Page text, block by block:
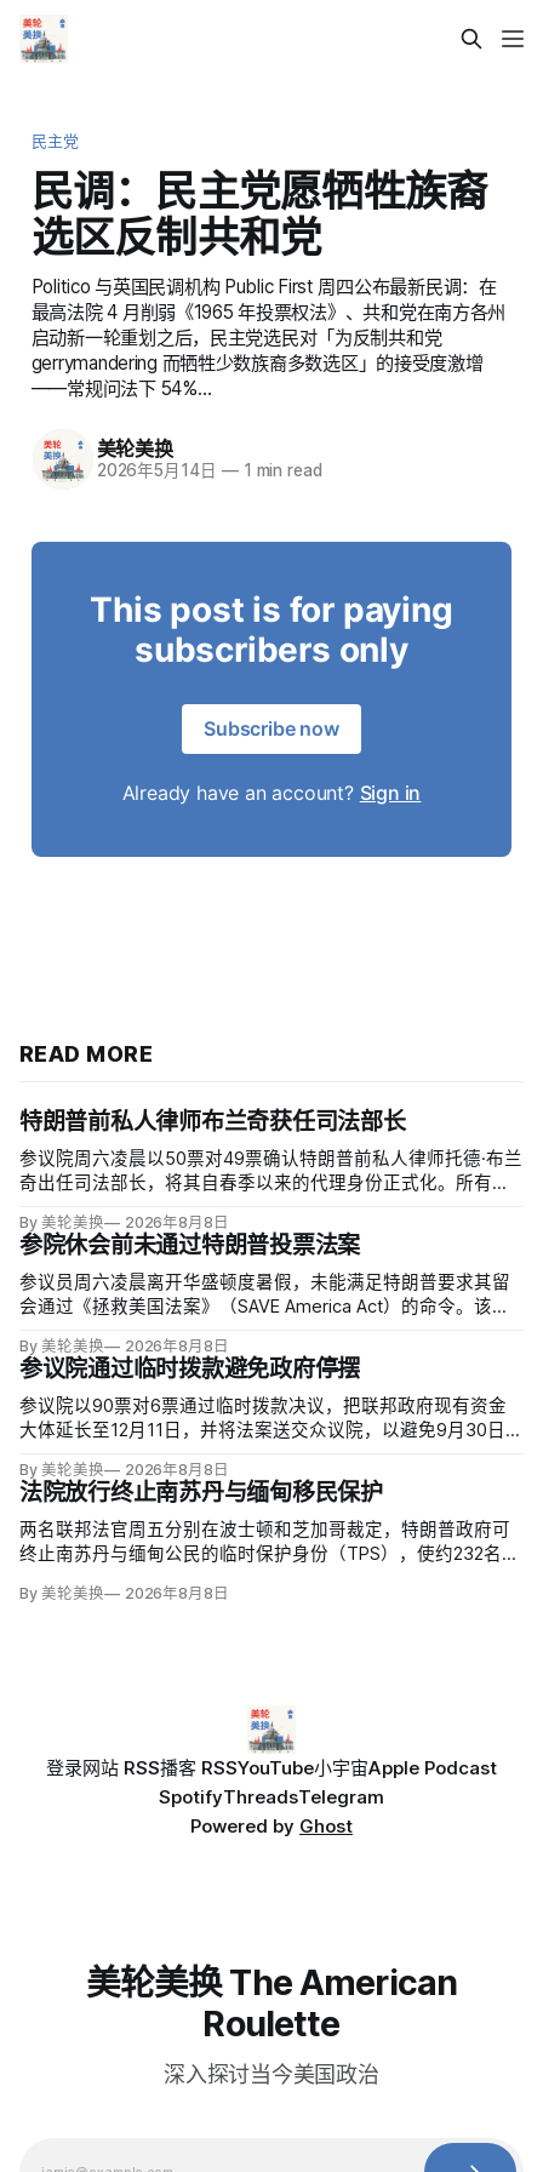
民主党
民调：民主党愿牺牲族裔
选区反制共和党
Politico 与英国民调机构 Public First 周四公布最新民调：在
最高法院 4 月削弱《1965 年投票权法》、共和党在南方各州
启动新一轮重划之后，民主党选民对「为反制共和党
gerrymandering 而牺牲少数族裔多数选区」的接受度激增
——常规问法下 54%…
美轮美换
2026年5月14日 —1 min read
This post is for paying
subscribers only
Subscribe now
Already have an account? Sign in
READ MORE
特朗普前私人律师布兰奇获任司法部长
参议院周六凌晨以50票对49票确认特朗普前私人律师托德·布兰
奇出任司法部长，将其自春季以来的代理身份正式化。所有出
斯倒戈；长期因健康缺席的米奇·麦康奈尔未投票。比尔·卡西迪
最终支持，使提名得以过关。
By 美轮美换 2026年8月8日
参院休会前未通过特朗普投票法案
参议员周六凌晨离开华盛顿度暑假，未能满足特朗普要求其留
会通过《拯救美国法案》（SAVE America Act）的命令。该法
足够支持，更不可能达到参议院推进多数法案所需的60票。
By 美轮美换 2026年8月8日
参议院通过临时拨款避免政府停摆
参议院以90票对6票通过临时拨款决议，把联邦政府现有资金
大体延长至12月11日，并将法案送交众议院，以避免9月30日财
依靠共和党支持的版本多维持一周；参议院多数法案需60票推
进，共和党领导层因此与民主党拨款负责人谈判。
By 美轮美换 2026年8月8日
法院放行终止南苏丹与缅甸移民保护
两名联邦法官周五分别在波士顿和芝加哥裁定，特朗普政府可
终止南苏丹与缅甸公民的临时保护身份（TPS），使约232名南
障。两国分别因长期武装冲突及2021年军事政变后动荡而获指
By 美轮美换 2026年8月8日
登录网站 RSS播客 RSSYouTube小宇宙Apple Podcast
SpotifyThreadsTelegram
Powered by Ghost
美轮美换 The American
Roulette
深入探讨当今美国政治